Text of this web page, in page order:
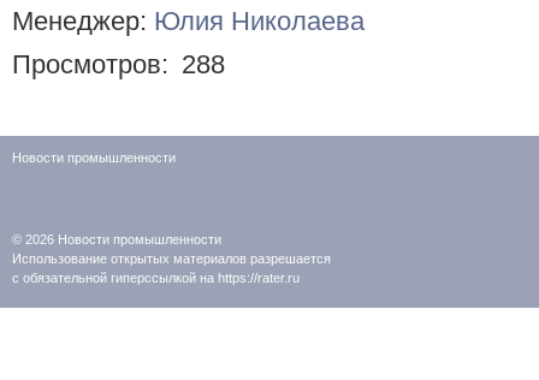
Менеджер: Юлия Николаева
Просмотров: 288
Новости промышленности
© 2026 Новости промышленности
Использование открытых материалов разрешается
с обязательной гиперссылкой на https://rater.ru